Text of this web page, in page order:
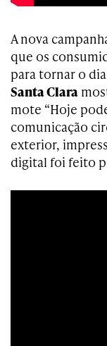
A nova
que os
para tornar o
Santa Clara
mote “Hoje
comunicação
exterior,
digital foi feito